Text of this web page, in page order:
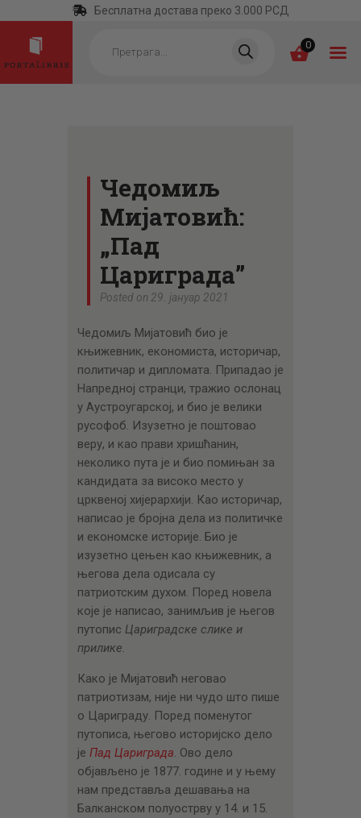
Бесплатна достава преко 3.000 РСД
search 0
НАЈПРОДАВАНИЈЕ
НОВЕ КЊИГЕ
ОТРГНУТО ОД
ЗАБОРАВА
АУТОРИ
АКТУЕЛНОСТИ
ЦЕНОВНИК
ПИСМО
Чедомиљ
Мијатовић:
„Пад
Цариграда”
Posted on 29. јануар 2021
Чедомиљ Мијатовић био је
књижевник, економиста, историчар,
политичар и дипломата. Припадао је
Напредној странци, тражио ослонац
у Аустроугарској, и био је велики
русофоб. Изузетно је поштовао
веру, и као прави хришћанин,
неколико пута је и био помињан за
кандидата за високо место у
црквеној хијерархији. Као историчар,
написао је бројна дела из политичке
и економске историје. Био је
изузетно цењен као књижевник, а
његова дела одисала су
патриотским духом. Поред новела
које је написао, занимљив је његов
путопис Цариградске слике и
прилике.
Како је Мијатовић неговао
патриотизам, није ни чудо што пише
о Цариграду. Поред поменутог
путописа, његово историјско дело
је Пад Цариграда . Ово дело
објављено је 1877. године и у њему
нам представља дешавања на
Балканском полуострву у 14. и 15.